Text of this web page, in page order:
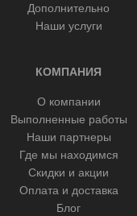
Дополнительно
Наши услуги
КОМПАНИЯ
О компании
Выполненные работы
Наши партнеры
Где мы находимся
Скидки и акции
Оплата и доставка
Блог